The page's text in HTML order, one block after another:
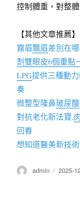
控制體重，對整
【其他文章推薦】
霧眉飄眉差別在
割雙眼皮6個重點
LPG提供三種動
奏
微整型隆鼻玻尿酸
對抗老化新法寶,
回春
想知道醫美新技術
作
admin
發
2025-